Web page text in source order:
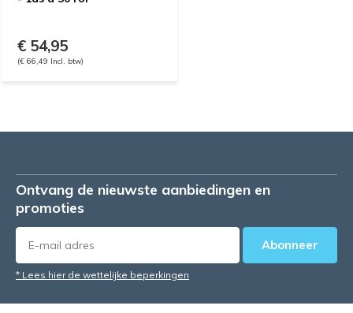
€ 54,95
(€ 66,49 Incl. btw)
Ontvang de nieuwste aanbiedingen en
promoties
Abonneer
* Lees hier de wettelijke beperkingen